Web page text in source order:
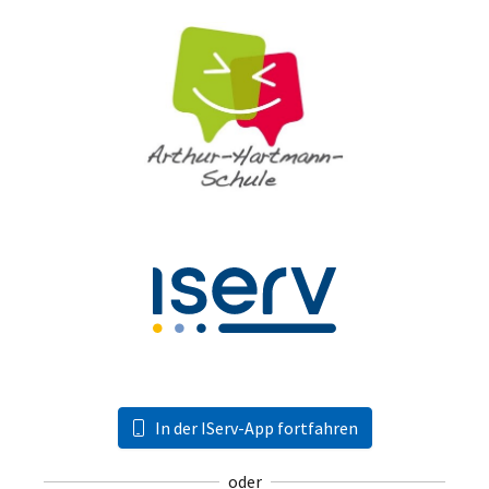
In der IServ-App fortfahren
oder